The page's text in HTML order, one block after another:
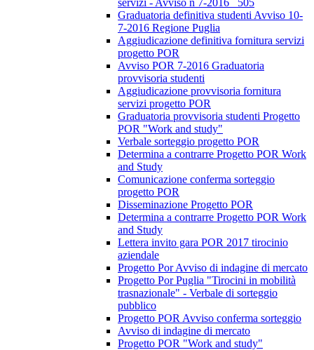
servizi - Avviso n 7-2016_ 505
Graduatoria definitiva studenti Avviso 10-
7-2016 Regione Puglia
Aggiudicazione definitiva fornitura servizi
progetto POR
Avviso POR 7-2016 Graduatoria
provvisoria studenti
Aggiudicazione provvisoria fornitura
servizi progetto POR
Graduatoria provvisoria studenti Progetto
POR "Work and study"
Verbale sorteggio progetto POR
Determina a contrarre Progetto POR Work
and Study
Comunicazione conferma sorteggio
progetto POR
Disseminazione Progetto POR
Determina a contrarre Progetto POR Work
and Study
Lettera invito gara POR 2017 tirocinio
aziendale
Progetto Por Avviso di indagine di mercato
Progetto Por Puglia "Tirocini in mobilità
trasnazionale" - Verbale di sorteggio
pubblico
Progetto POR Avviso conferma sorteggio
Avviso di indagine di mercato
Progetto POR "Work and study"